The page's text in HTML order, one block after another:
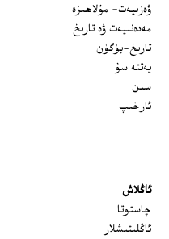
ۋەزىيەت- مۇلاھىزە
مەدەنىيەت ۋە تارىخ
تارىخ-بۈگۈن
يەتتە سۇ
سىن
ئارخىپ
ئاڭلاش
چاستوتا
ئاڭلىتىشلار